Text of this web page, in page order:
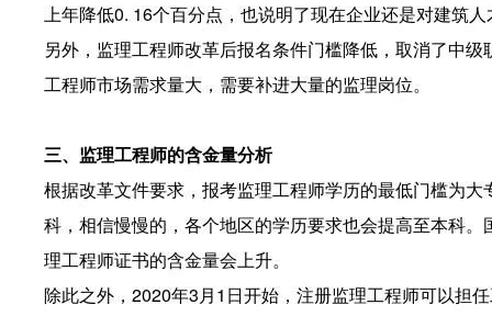
上年降低0. 16个百分点，也说明了现在企业还是对建筑
另外，监理工程师改革后报名条件门槛降低，取消了中
工程师市场需求量大，需要补进大量的监理岗位。
三、监理工程师的含金量分析
根据改革文件要求，报考监理工程师学历的最低门槛为
科，相信慢慢的，各个地区的学历要求也会提高至本科
理工程师证书的含金量会上升。
除此之外，2020年3月1日开始，注册监理工程师可以担